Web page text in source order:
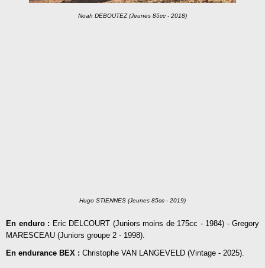
Noah DEBOUTEZ (Jeunes 85cc - 2018)
Hugo STIENNES (Jeunes 85cc - 2019)
En enduro : Eric DELCOURT (Juniors moins de 175cc - 1984) - Gregory
MARESCEAU (Juniors groupe 2 - 1998).
En endurance BEX : Christophe VAN LANGEVELD (Vintage - 2025).